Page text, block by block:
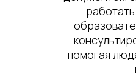
помогая